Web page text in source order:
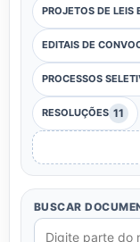
PROJETOS DE LEIS
EDITAIS DE
PROCESSOS
RESOLUÇÕES 11
BUSCAR